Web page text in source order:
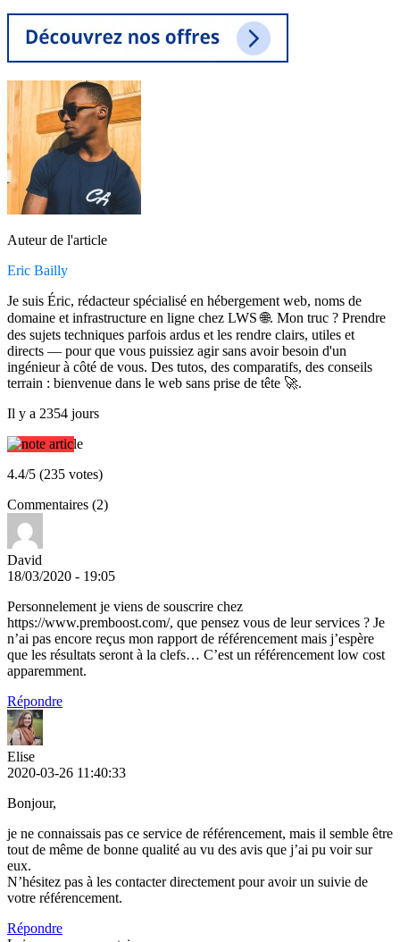
Auteur de l'article
Eric Bailly
Je suis Éric, rédacteur spécialisé en hébergement web, noms de
domaine et infrastructure en ligne chez LWS 🌐. Mon truc ? Prendre
des sujets techniques parfois ardus et les rendre clairs, utiles et
directs — pour que vous puissiez agir sans avoir besoin d'un
ingénieur à côté de vous. Des tutos, des comparatifs, des conseils
terrain : bienvenue dans le web sans prise de tête 🚀.
Il y a 2354 jours
4.4/5 (235 votes)
Commentaires (2)
David
18/03/2020 - 19:05
Personnelement je viens de souscrire chez
https://www.premboost.com/, que pensez vous de leur services ? Je
n’ai pas encore reçus mon rapport de référencement mais j’espère
que les résultats seront à la clefs… C’est un référencement low cost
apparemment.
Répondre
Elise
2020-03-26 11:40:33
Bonjour,
je ne connaissais pas ce service de référencement, mais il semble être
tout de même de bonne qualité au vu des avis que j’ai pu voir sur
eux.
N’hésitez pas à les contacter directement pour avoir un suivie de
votre référencement.
Répondre